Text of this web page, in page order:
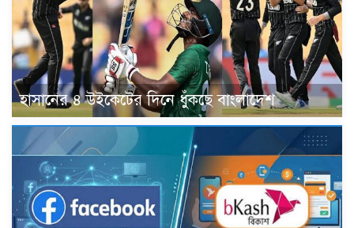
হাসানের ৪ উইকেটের দিনে ধুঁকছে বাংলাদেশ